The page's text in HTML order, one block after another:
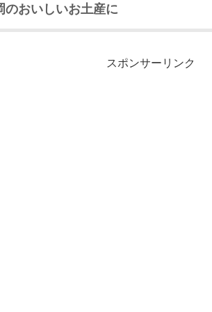
のおいしいお土産に
スポンサーリンク